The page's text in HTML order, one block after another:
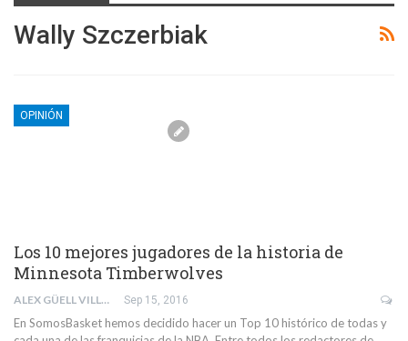
Wally Szczerbiak
OPINIÓN
Los 10 mejores jugadores de la historia de
Minnesota Timberwolves
ALEX GÜELL VILLAR Sep 15, 2016
En SomosBasket hemos decidido hacer un Top 10 histórico de todas y